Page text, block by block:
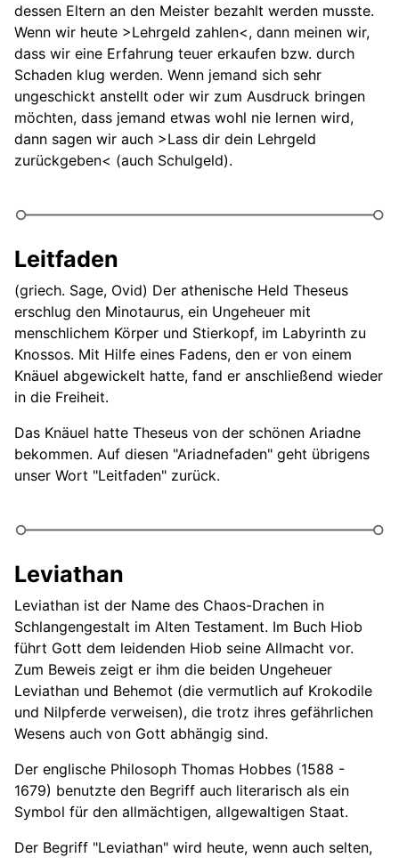
dessen Eltern an den Meister bezahlt werden musste.
Wenn wir heute >Lehrgeld zahlen<, dann meinen wir,
dass wir eine Erfahrung teuer erkaufen bzw. durch
Schaden klug werden. Wenn jemand sich sehr
ungeschickt anstellt oder wir zum Ausdruck bringen
möchten, dass jemand etwas wohl nie lernen wird,
dann sagen wir auch >Lass dir dein Lehrgeld
zurückgeben< (auch Schulgeld).
Leitfaden
(griech. Sage, Ovid) Der athenische Held Theseus
erschlug den Minotaurus, ein Ungeheuer mit
menschlichem Körper und Stierkopf, im Labyrinth zu
Knossos. Mit Hilfe eines Fadens, den er von einem
Knäuel abgewickelt hatte, fand er anschließend wieder
in die Freiheit.
Das Knäuel hatte Theseus von der schönen Ariadne
bekommen. Auf diesen "Ariadnefaden" geht übrigens
unser Wort "Leitfaden" zurück.
Leviathan
Leviathan ist der Name des Chaos-Drachen in
Schlangengestalt im Alten Testament. Im Buch Hiob
führt Gott dem leidenden Hiob seine Allmacht vor.
Zum Beweis zeigt er ihm die beiden Ungeheuer
Leviathan und Behemot (die vermutlich auf Krokodile
und Nilpferde verweisen), die trotz ihres gefährlichen
Wesens auch von Gott abhängig sind.
Der englische Philosoph Thomas Hobbes (1588 -
1679) benutzte den Begriff auch literarisch als ein
Symbol für den allmächtigen, allgewaltigen Staat.
Der Begriff "Leviathan" wird heute, wenn auch selten,